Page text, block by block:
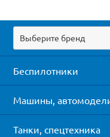
Выберите бренд
Беспилотники
Машины,
Танки, спецтехника